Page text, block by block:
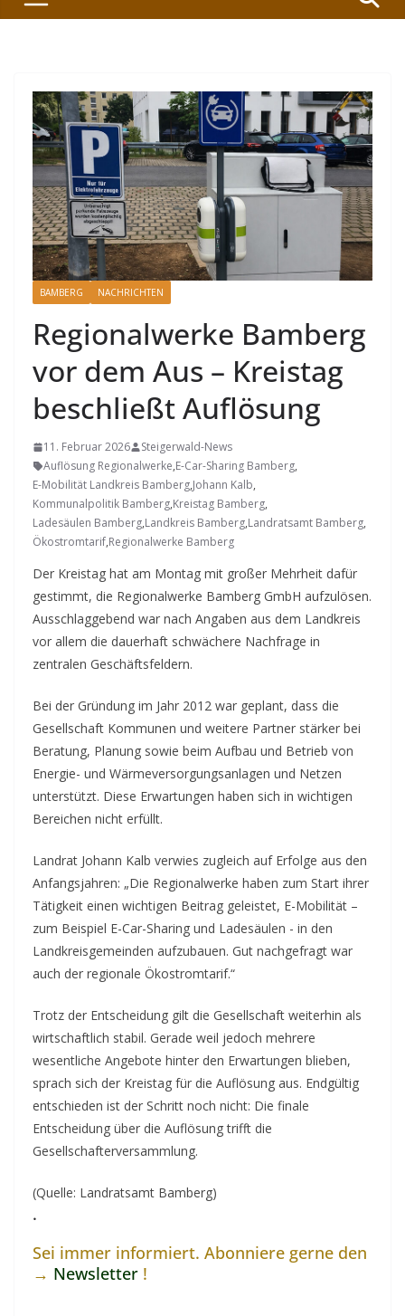
BAMBERG NACHRICHTEN
Regionalwerke Bamberg
vor dem Aus – Kreistag
beschließt Auflösung
11. Februar 2026
Steigerwald-News
Auflösung Regionalwerke,E-Car-Sharing Bamberg,
E-Mobilität Landkreis Bamberg,Johann Kalb,
Kommunalpolitik Bamberg,Kreistag Bamberg,
Ladesäulen Bamberg,Landkreis Bamberg,Landratsamt Bamberg,
Ökostromtarif,Regionalwerke Bamberg
Der Kreistag hat am Montag mit großer Mehrheit dafür
gestimmt, die Regionalwerke Bamberg GmbH aufzulösen.
Ausschlaggebend war nach Angaben aus dem Landkreis
vor allem die dauerhaft schwächere Nachfrage in
zentralen Geschäftsfeldern.
Bei der Gründung im Jahr 2012 war geplant, dass die
Gesellschaft Kommunen und weitere Partner stärker bei
Beratung, Planung sowie beim Aufbau und Betrieb von
Energie- und Wärmeversorgungsanlagen und Netzen
unterstützt. Diese Erwartungen haben sich in wichtigen
Bereichen nicht erfüllt.
Landrat Johann Kalb verwies zugleich auf Erfolge aus den
Anfangsjahren: „Die Regionalwerke haben zum Start ihrer
Tätigkeit einen wichtigen Beitrag geleistet, E-Mobilität –
zum Beispiel E-Car-Sharing und Ladesäulen - in den
Landkreisgemeinden aufzubauen. Gut nachgefragt war
auch der regionale Ökostromtarif.“
Trotz der Entscheidung gilt die Gesellschaft weiterhin als
wirtschaftlich stabil. Gerade weil jedoch mehrere
wesentliche Angebote hinter den Erwartungen blieben,
sprach sich der Kreistag für die Auflösung aus. Endgültig
entschieden ist der Schritt noch nicht: Die finale
Entscheidung über die Auflösung trifft die
Gesellschafterversammlung.
(Quelle: Landratsamt Bamberg)
.
Sei immer informiert. Abonniere gerne den
→ Newsletter !